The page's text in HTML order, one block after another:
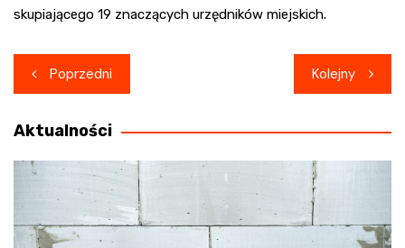
skupiającego 19 znaczących urzędników miejskich.
Nawigacja
wpisu
Poprzedni Kolejny
Aktualności